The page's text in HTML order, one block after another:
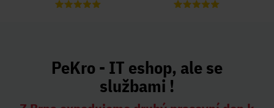
PeKro - IT eshop, ale se
službami !